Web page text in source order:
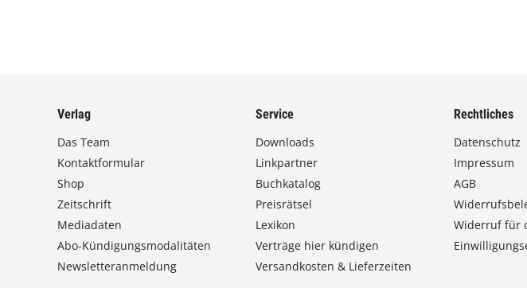
Verlag
Das Team
Kontaktformular
Shop
Zeitschrift
Mediadaten
Abo-Kündigungsmodalitäten
Newsletteranmeldung
Service
Downloads
Linkpartner
Buchkatalog
Preisrätsel
Lexikon
Verträge hier kündigen
Versandkosten & Lieferzeiten
Rechtliches
Datenschutz
Impressum
AGB
Widerruf für